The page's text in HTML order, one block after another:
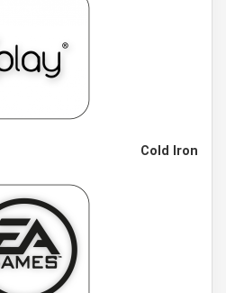
Cold Iron